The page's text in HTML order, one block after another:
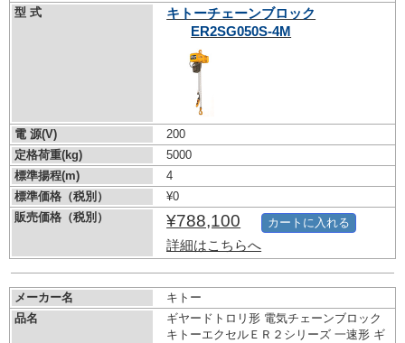
型 式
キトーチェーンブロック
ER2SG050S-4M
電 源(V)
200
定格荷重(kg)
5000
標準揚程(m)
4
標準価格（税別）
¥0
販売価格（税別）
¥788,100
詳細はこちらへ
カートに入れる
メーカー名
キトー
品名
ギヤードトロリ形 電気チェーンブロック
キトーエクセルＥＲ２シリーズ 一速形 ギ